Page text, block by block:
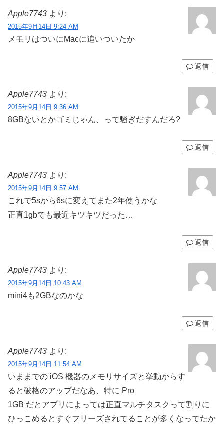
Apple7743 より:
2015年9月14日 9:24 AM
メモリはついにMacに追いついたか
返信
Apple7743 より:
2015年9月14日 9:36 AM
8GBないとかゴミじゃん、って騒ぎだすんだろ?
返信
Apple7743 より:
2015年9月14日 9:57 AM
これで5sから6sに変えてまた2年使うかな
正直1gbでも最近キツキツだった…
返信
Apple7743 より:
2015年9月14日 10:43 AM
mini4も2GBなのかな
返信
Apple7743 より:
2015年9月14日 11:54 AM
いままでの iOS 機器のメモリサイズと挙動からす
ると破格のアップだなあ、特に Pro
1GB だとアプリによっては正直マルチタスクって割りに
ひっこめるとすぐフリーズされてることが多くなってたか